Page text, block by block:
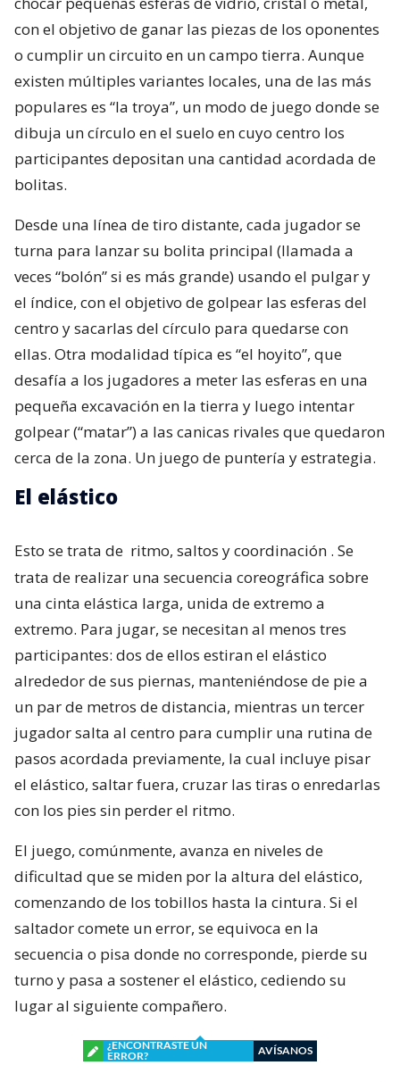
con el objetivo de ganar las piezas de los oponentes
o cumplir un circuito en un campo tierra. Aunque
existen múltiples variantes locales, una de las más
populares es “la troya”, un modo de juego donde se
dibuja un círculo en el suelo en cuyo centro los
participantes depositan una cantidad acordada de
bolitas.
Desde una línea de tiro distante, cada jugador se
turna para lanzar su bolita principal (llamada a
veces “bolón” si es más grande) usando el pulgar y
el índice, con el objetivo de golpear las esferas del
centro y sacarlas del círculo para quedarse con
ellas. Otra modalidad típica es “el hoyito”, que
desafía a los jugadores a meter las esferas en una
pequeña excavación en la tierra y luego intentar
golpear (“matar”) a las canicas rivales que quedaron
cerca de la zona. Un juego de puntería y estrategia.
El elástico
Esto se trata de ritmo, saltos y coordinación . Se
trata de realizar una secuencia coreográfica sobre
una cinta elástica larga, unida de extremo a
extremo. Para jugar, se necesitan al menos tres
participantes: dos de ellos estiran el elástico
alrededor de sus piernas, manteniéndose de pie a
un par de metros de distancia, mientras un tercer
jugador salta al centro para cumplir una rutina de
pasos acordada previamente, la cual incluye pisar
el elástico, saltar fuera, cruzar las tiras o enredarlas
con los pies sin perder el ritmo.
El juego, comúnmente, avanza en niveles de
dificultad que se miden por la altura del elástico,
comenzando de los tobillos hasta la cintura. Si el
saltador comete un error, se equivoca en la
secuencia o pisa donde no corresponde, pierde su
turno y pasa a sostener el elástico, cediendo su
lugar al siguiente compañero.
¿ENCONTRASTE UN
ERROR?
AVÍSANOS